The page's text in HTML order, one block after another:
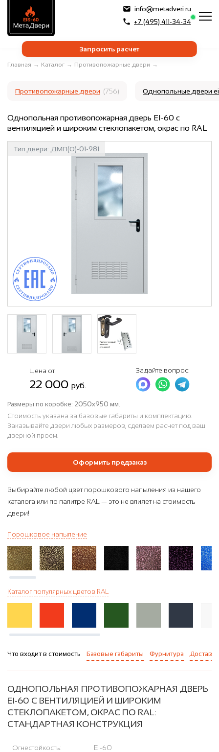
info@metadveri.ru
+7 (495) 411-34-34
Запросить расчет
Главная → Каталог → Противопожарные двери →
Противопожарные двери (756) Однопольные двери
Однопольная противопожарная дверь EI-60 с
вентиляцией и широким стеклопакетом, окрас по RAL
Тип двери: ДМП(О)-01-981
Цена от
22 000 руб.
Задайте вопрос:
Размеры по коробке: 2050x950 мм.
Стоимость указана за базовые габариты и комплектацию.
Заказывайте двери любых размеров, сделаем расчет под ваш
дверной проем.
Оформить предзаказ
Выбирайте любой цвет порошкового напыления из нашего
каталога или по палитре RAL — это не влияет на стоимость
двери!
Порошковое напыление
Каталог популярных цветов RAL
Что входит в стоимость Базовые габариты Фурнитура Доставка
ОДНОПОЛЬНАЯ ПРОТИВОПОЖАРНАЯ ДВЕРЬ
EI-60 С ВЕНТИЛЯЦИЕЙ И ШИРОКИМ
СТЕКЛОПАКЕТОМ, ОКРАС ПО RAL:
СТАНДАРТНАЯ КОНСТРУКЦИЯ
Огнестойкость: EI-60